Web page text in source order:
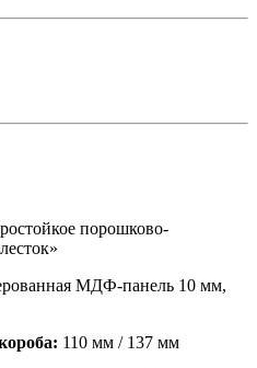
порошково-
МДФ-панель 10 мм,
110 мм / 137 мм